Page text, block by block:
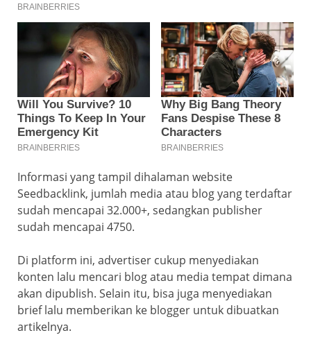
Informasi yang tampil dihalaman website
Seedbacklink, jumlah media atau blog yang terdaftar
sudah mencapai 32.000+, sedangkan publisher
sudah mencapai 4750.
Di platform ini, advertiser cukup menyediakan
konten lalu mencari blog atau media tempat dimana
akan dipublish. Selain itu, bisa juga menyediakan
brief lalu memberikan ke blogger untuk dibuatkan
artikelnya.